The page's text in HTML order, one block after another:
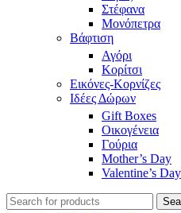
Στέφανα
Μονόπετρα
Βάφτιση
Αγόρι
Κορίτσι
Εικόνες-Κορνίζες
Ιδέες Δώρων
Gift Boxes
Οικογένεια
Γούρια
Mother’s Day
Valentine’s Day